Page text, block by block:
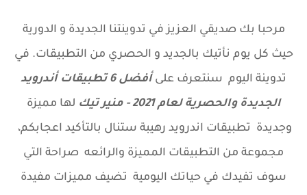
مرحبا بك صديقي العزيز في تدوينتنا الجديدة و الدورية
حيث كل يوم نأتيك بالجديد و الحصري من التطبيقات. في
تدوينة اليوم سنتعرف على
أفضل 6 تطبيقات أندرويد
الجديدة والحصرية لعام 2021 - منير تيك
لها مميزة
وجديدة تطبيقات اندرويد رهيبة ستنال بالتأكيد اعجابكم،
مجموعة من التطبيقات المميزة والرائعه صراحة التي
سوف تفيدك في حياتك اليومية تضيف مميزات مفيدة